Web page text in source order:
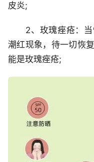
皮炎;
2、玫瑰痤疮：当
潮红现象，待一切恢
能是玫瑰痤疮;